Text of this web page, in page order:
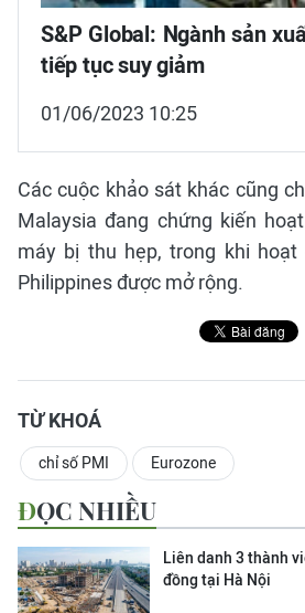
S&P Global: Ngành sản
tiếp tục suy giảm
01/06/2023 10:25
Các cuộc khảo sát khác cũng
Malaysia đang chứng kiến
máy bị thu hẹp, trong khi hoạt
Philippines được mở rộng.
TỪ KHOÁ
chỉ số PMI Eurozone
ĐỌC NHIỀU
Liên danh 3 thành
đồng tại Hà Nội